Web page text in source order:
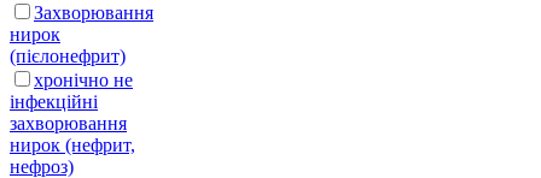
Захворювання
нирок
(пієлонефрит)
хронічно не
інфекційні
захворювання
нирок (нефрит,
нефроз)